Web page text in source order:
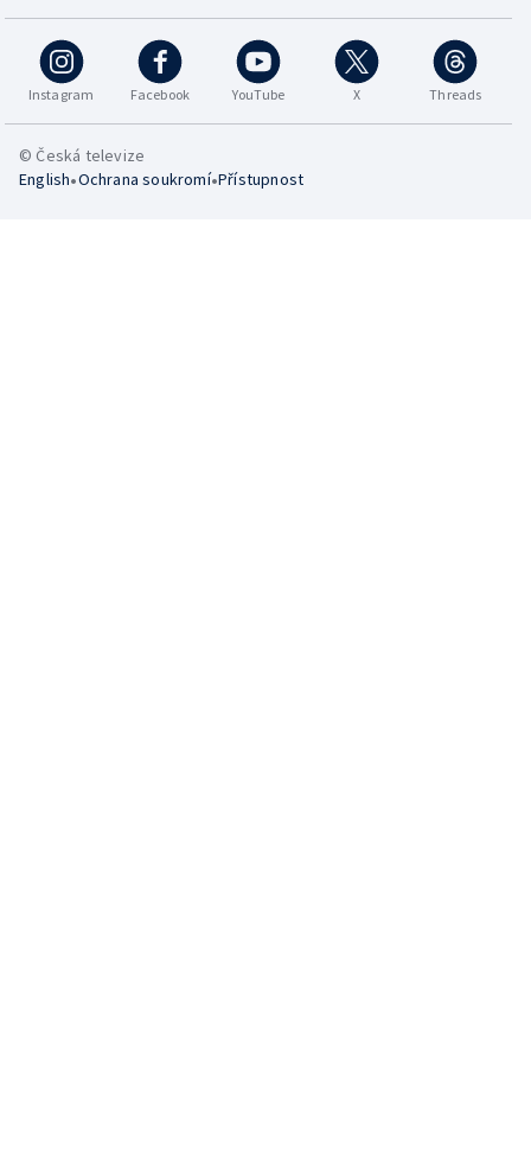
Instagram Facebook YouTube X Threads
© Česká televize
English•Ochrana soukromí•Přístupnost